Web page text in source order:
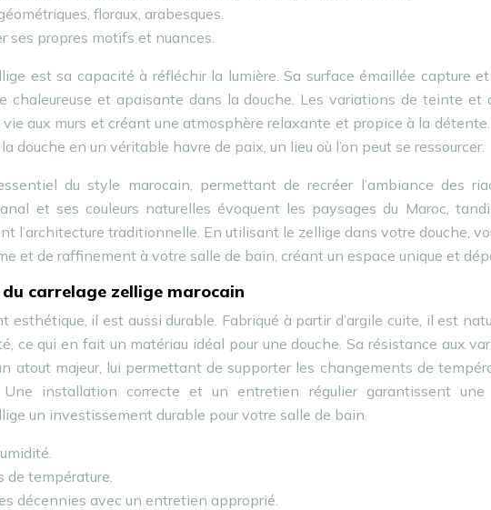
floraux, arabesques.
ses propres motifs et nuances.
est sa capacité à réfléchir la lumière. Sa surface émaillée capture
chaleureuse et apaisante dans la douche. Les variations de teinte et
aux murs et créant une atmosphère relaxante et propice à la
douche en un véritable havre de paix, un lieu où l’on peut se ressourcer.
du style marocain, permettant de recréer l’ambiance des
et ses couleurs naturelles évoquent les paysages du Maroc,
l’architecture traditionnelle. En utilisant le zellige dans votre douche,
et de raffinement à votre salle de bain, créant un espace unique et
carrelage zellige marocain
esthétique, il est aussi durable. Fabriqué à partir d’argile cuite, il est
ce qui en fait un matériau idéal pour une douche. Sa résistance aux
atout majeur, lui permettant de supporter les changements de
installation correcte et un entretien régulier garantissent une
un investissement durable pour votre salle de bain.
de température.
décennies avec un entretien approprié.